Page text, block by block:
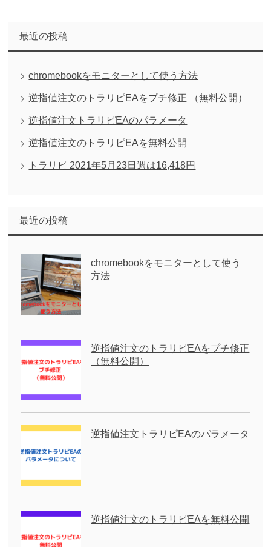
最近の投稿
chromebookをモニターとして使う方法
逆指値注文のトラリピEAをプチ修正 （無料公開）
逆指値注文トラリピEAのパラメータ
逆指値注文のトラリピEAを無料公開
トラリピ 2021年5月23日週は16,418円
最近の投稿
chromebookをモニターとして使う
方法
逆指値注文のトラリピEAをプチ修正
（無料公開）
逆指値注文トラリピEAのパラメータ
逆指値注文のトラリピEAを無料公開